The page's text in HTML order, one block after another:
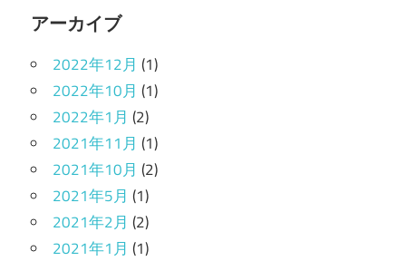
アーカイブ
2022年12月 (1)
2022年10月 (1)
2022年1月 (2)
2021年11月 (1)
2021年10月 (2)
2021年5月 (1)
2021年2月 (2)
2021年1月 (1)